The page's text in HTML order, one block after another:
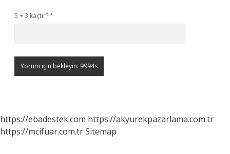
5 + 3 kaçtır?*
https://ebadestek.com https://akyurekpazarlama.com.tr
https://mcifuar.com.trSitemap